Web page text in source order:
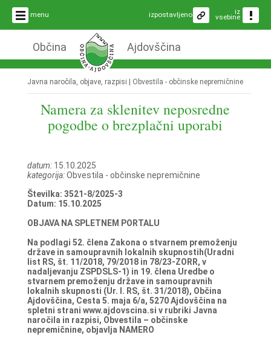
menu iz
vsebine
izpostavljeno
Občina Ajdovščina
Javna naročila, objave, razpisi | Obvestila - občinske nepremičnine
Namera za sklenitev neposredne
pogodbe o brezplačni uporabi
datum:15.10.2025
kategorija:Obvestila - občinske nepremičnine
Številka: 3521-8/2025-3
Datum: 15.10.2025
OBJAVA NA SPLETNEM PORTALU
Na podlagi 52. člena Zakona o stvarnem premoženju
države in samoupravnih lokalnih skupnostih(Uradni
list RS, št. 11/2018, 79/2018 in 78/23-ZORR, v
nadaljevanju ZSPDSLS-1) in 19. člena Uredbe o
stvarnem premoženju države in samoupravnih
lokalnih skupnosti (Ur. l. RS, št. 31/2018), Občina
Ajdovščina, Cesta 5. maja 6/a, 5270 Ajdovščina na
spletni strani www.ajdovscina.si v rubriki Javna
naročila in razpisi, Obvestila – občinske
nepremičnine, objavlja NAMERO